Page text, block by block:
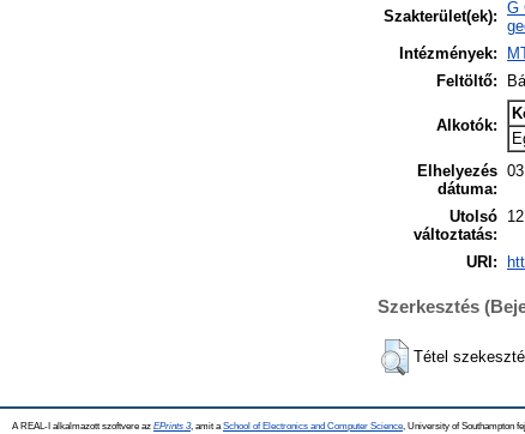
Szakterület(ek): G
Intézmények:
Feltöltő:
Alkotók:
Elhelyezés
dátuma:
Utolsó
változtatás:
URI:
Szerkesztés
Tétel
A REAL-I alkalmazott szoftvere az EPrints 3, amit a School of Electronics and Computer Science , University of Southampton